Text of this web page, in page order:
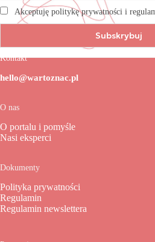
Akceptuję politykę prywatności i
Kontakt
hello@wartoznac.pl
O nas
O portalu i pomyśle
Nasi eksperci
Dokumenty
Polityka prywatności
Regulamin
Regulamin newslettera